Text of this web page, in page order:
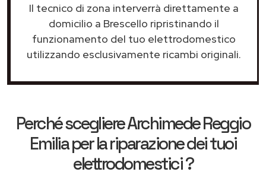
Il tecnico di zona interverrà direttamente a
domicilio a Brescello ripristinando il
funzionamento del tuo elettrodomestico
utilizzando esclusivamente ricambi originali.
Perché scegliereArchimede Reggio
Emiliaper la riparazione dei tuoi
elettrodomestici ?